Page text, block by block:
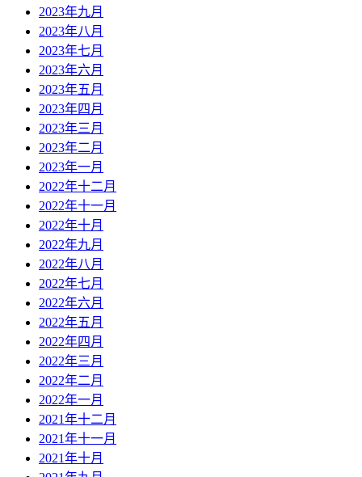
2023年九月
2023年八月
2023年七月
2023年六月
2023年五月
2023年四月
2023年三月
2023年二月
2023年一月
2022年十二月
2022年十一月
2022年十月
2022年九月
2022年八月
2022年七月
2022年六月
2022年五月
2022年四月
2022年三月
2022年二月
2022年一月
2021年十二月
2021年十一月
2021年十月